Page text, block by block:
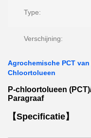
Type:
Verschijning:
Agrochemische PCT
Chloortolueen
P-chloortolueen
Paragraaf
【Specificatie】